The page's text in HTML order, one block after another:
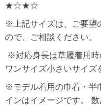
★☆★☆
※上記サイズは、ご要望
ので、ご相談ください。
※対応身長は草履着用
ワンサイズ小さいサイズ
※モデル着用の巾着・半
インはイメージです。